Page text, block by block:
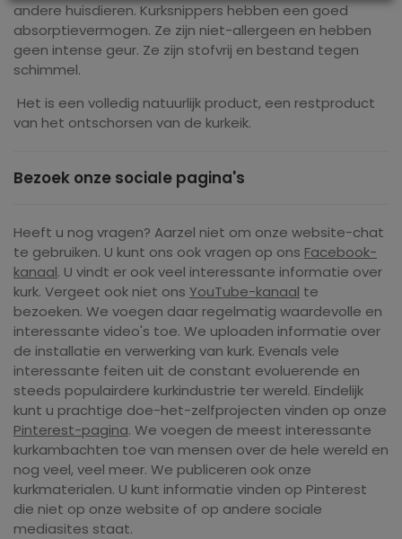
andere huisdieren. Kurksnippers hebben een goed
absorptievermogen. Ze zijn niet-allergeen en hebben
geen intense geur. Ze zijn stofvrij en bestand tegen
schimmel.
Het is een volledig natuurlijk product, een restproduct
van het ontschorsen van de kurkeik.
Bezoek onze sociale pagina's
Heeft u nog vragen? Aarzel niet om onze website-chat
te gebruiken. U kunt ons ook vragen op ons Facebook-
kanaal. U vindt er ook veel interessante informatie over
kurk. Vergeet ook niet ons YouTube-kanaal te
bezoeken. We voegen daar regelmatig waardevolle en
interessante video's toe. We uploaden informatie over
de installatie en verwerking van kurk. Evenals vele
interessante feiten uit de constant evoluerende en
steeds populairdere kurkindustrie ter wereld. Eindelijk
kunt u prachtige doe-het-zelfprojecten vinden op onze
Pinterest-pagina. We voegen de meest interessante
kurkambachten toe van mensen over de hele wereld en
nog veel, veel meer. We publiceren ook onze
kurkmaterialen. U kunt informatie vinden op Pinterest
die niet op onze website of op andere sociale
mediasites staat.